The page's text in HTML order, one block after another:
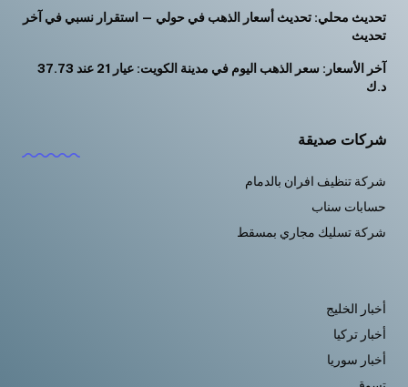
تحديث محلي: تحديث أسعار الذهب في حولي — استقرار نسبي في آخر
تحديث
آخر الأسعار: سعر الذهب اليوم في مدينة الكويت: عيار 21 عند 37.73
د.ك
شركات صديقة
شركة تنظيف افران بالدمام
حسابات سناب
شركة تسليك مجاري بمسقط
أخبار الخليج
أخبار تركيا
أخبار سوريا